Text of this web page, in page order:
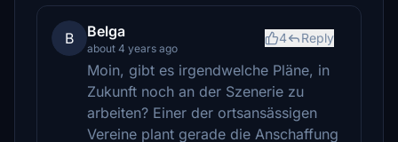
B Belga
about 4 years ago
4 Reply
Moin, gibt es irgendwelche Pläne, in
Zukunft noch an der Szenerie zu
arbeiten? Einer der ortsansässigen
Vereine plant gerade die Anschaffung